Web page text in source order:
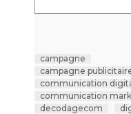
campagne
campagne
communication
communication
decodagecom